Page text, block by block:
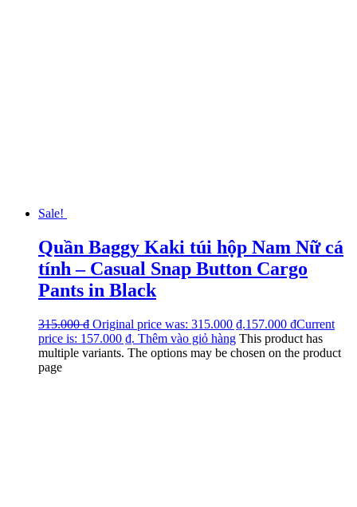
Sale!
Quần Baggy Kaki túi hộp Nam Nữ cá
tính – Casual Snap Button Cargo
Pants in Black
315.000₫ Original price was: 315.000 ₫.157.000 ₫Current
price is: 157.000 ₫. Thêm vào giỏ hàng This product has
multiple variants. The options may be chosen on the product
page